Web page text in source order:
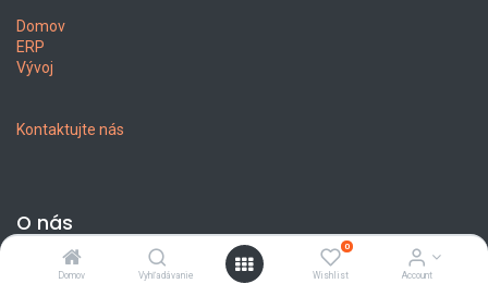
Domov Vyhľadávanie
0
Wishlist Account
Domov
ERP
Vývoj
Kontaktujte nás
O nás
Sme tím vášnivých ľudí, ktorých cieľom je zlepšiť životy všetkých
prostredníctvom prevratných technológií. Vyrábame skvelé